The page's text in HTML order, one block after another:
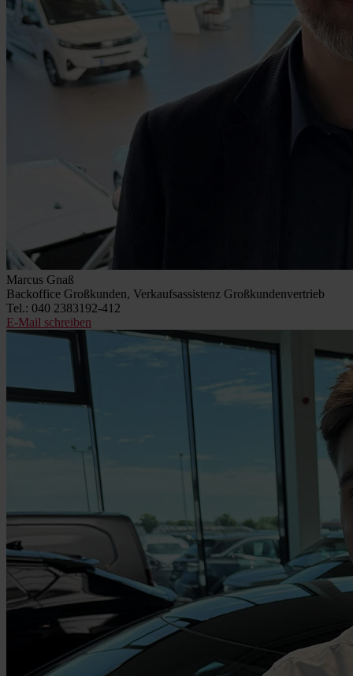
Marcus Gnaß
Backoffice Großkunden, Verkaufsassistenz Großkundenvertrieb
Tel.: 040 2383192-412
E-Mail schreiben